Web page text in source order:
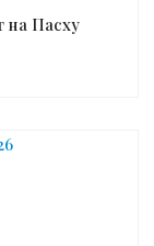
на Пасху